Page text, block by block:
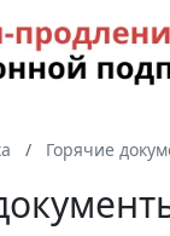
Горячие